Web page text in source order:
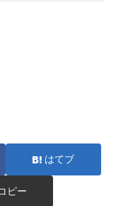
はてブ
ピー